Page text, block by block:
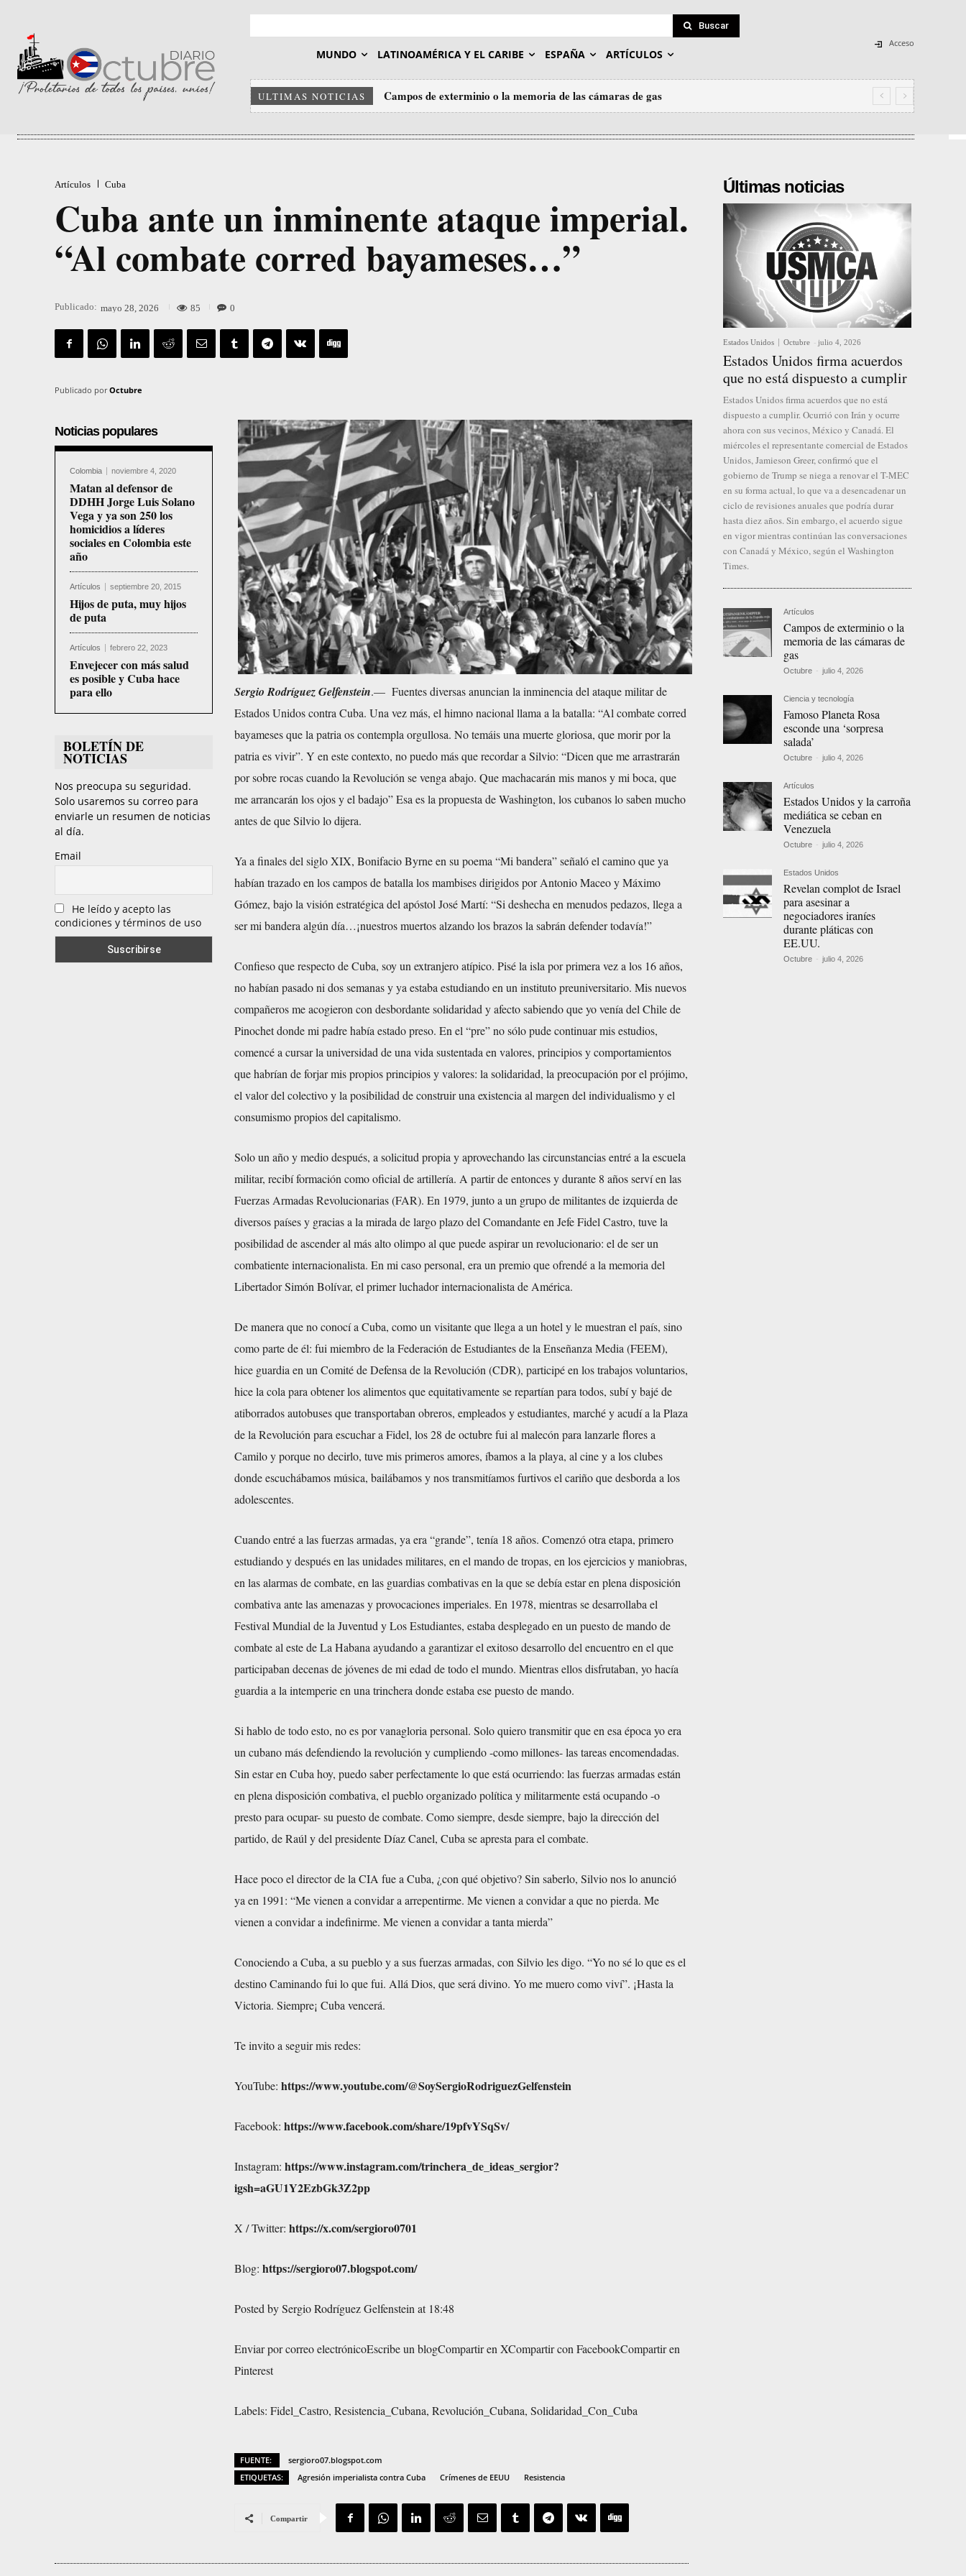
Buscar
MUNDO LATINOAMÉRICA Y EL CARIBE ESPAÑA ARTÍCULOS
Acceso
ULTIMAS NOTICIAS Campos de exterminio o la memoria de las cámaras de gas
Artículos Cuba
Cuba ante un inminente ataque imperial.
“Al combate corred bayameses…”
Publicado: mayo 28, 2026 85 0
Publicado por Octubre
Noticias populares
Colombia noviembre 4, 2020
Matan al defensor de
DDHH Jorge Luis Solano
Vega y ya son 250 los
homicidios a líderes
sociales en Colombia este
año
Artículos septiembre 20, 2015
Hijos de puta, muy hijos
de puta
Artículos febrero 22, 2023
Envejecer con más salud
es posible y Cuba hace
para ello
BOLETÍN DE
NOTICIAS
Nos preocupa su seguridad.
Solo usaremos su correo para
enviarle un resumen de noticias
al día.
Email
He leído y acepto las
condiciones y términos de uso
Sergio Rodríguez Gelfenstein.— Fuentes diversas anuncian la inminencia del ataque militar de
Estados Unidos contra Cuba. Una vez más, el himno nacional llama a la batalla: “Al combate corred
bayameses que la patria os contempla orgullosa. No temáis una muerte gloriosa, que morir por la
patria es vivir”. Y en este contexto, no puedo más que recordar a Silvio: “Dicen que me arrastrarán
por sobre rocas cuando la Revolución se venga abajo. Que machacarán mis manos y mi boca, que
me arrancarán los ojos y el badajo” Esa es la propuesta de Washington, los cubanos lo saben mucho
antes de que Silvio lo dijera.
Ya a finales del siglo XIX, Bonifacio Byrne en su poema “Mi bandera” señaló el camino que ya
habían trazado en los campos de batalla los mambises dirigidos por Antonio Maceo y Máximo
Gómez, bajo la visión estratégica del apóstol José Martí: “Si deshecha en menudos pedazos, llega a
ser mi bandera algún día…¡nuestros muertos alzando los brazos la sabrán defender todavía!”
Confieso que respecto de Cuba, soy un extranjero atípico. Pisé la isla por primera vez a los 16 años,
no habían pasado ni dos semanas y ya estaba estudiando en un instituto preuniversitario. Mis nuevos
compañeros me acogieron con desbordante solidaridad y afecto sabiendo que yo venía del Chile de
Pinochet donde mi padre había estado preso. En el “pre” no sólo pude continuar mis estudios,
comencé a cursar la universidad de una vida sustentada en valores, principios y comportamientos
que habrían de forjar mis propios principios y valores: la solidaridad, la preocupación por el prójimo,
el valor del colectivo y la posibilidad de construir una existencia al margen del individualismo y el
consumismo propios del capitalismo.
Solo un año y medio después, a solicitud propia y aprovechando las circunstancias entré a la escuela
militar, recibí formación como oficial de artillería. A partir de entonces y durante 8 años serví en las
Fuerzas Armadas Revolucionarias (FAR). En 1979, junto a un grupo de militantes de izquierda de
diversos países y gracias a la mirada de largo plazo del Comandante en Jefe Fidel Castro, tuve la
posibilidad de ascender al más alto olimpo al que puede aspirar un revolucionario: el de ser un
combatiente internacionalista. En mi caso personal, era un premio que ofrendé a la memoria del
Libertador Simón Bolívar, el primer luchador internacionalista de América.
De manera que no conocí a Cuba, como un visitante que llega a un hotel y le muestran el país, sino
como parte de él: fui miembro de la Federación de Estudiantes de la Enseñanza Media (FEEM),
hice guardia en un Comité de Defensa de la Revolución (CDR), participé en los trabajos voluntarios,
hice la cola para obtener los alimentos que equitativamente se repartían para todos, subí y bajé de
atiborrados autobuses que transportaban obreros, empleados y estudiantes, marché y acudí a la Plaza
de la Revolución para escuchar a Fidel, los 28 de octubre fui al malecón para lanzarle flores a
Camilo y porque no decirlo, tuve mis primeros amores, íbamos a la playa, al cine y a los clubes
donde escuchábamos música, bailábamos y nos transmitíamos furtivos el cariño que desborda a los
adolescentes.
Cuando entré a las fuerzas armadas, ya era “grande”, tenía 18 años. Comenzó otra etapa, primero
estudiando y después en las unidades militares, en el mando de tropas, en los ejercicios y maniobras,
en las alarmas de combate, en las guardias combativas en la que se debía estar en plena disposición
combativa ante las amenazas y provocaciones imperiales. En 1978, mientras se desarrollaba el
Festival Mundial de la Juventud y Los Estudiantes, estaba desplegado en un puesto de mando de
combate al este de La Habana ayudando a garantizar el exitoso desarrollo del encuentro en el que
participaban decenas de jóvenes de mi edad de todo el mundo. Mientras ellos disfrutaban, yo hacía
guardia a la intemperie en una trinchera donde estaba ese puesto de mando.
Si hablo de todo esto, no es por vanagloria personal. Solo quiero transmitir que en esa época yo era
un cubano más defendiendo la revolución y cumpliendo -como millones- las tareas encomendadas.
Sin estar en Cuba hoy, puedo saber perfectamente lo que está ocurriendo: las fuerzas armadas están
en plena disposición combativa, el pueblo organizado política y militarmente está ocupando -o
presto para ocupar- su puesto de combate. Como siempre, desde siempre, bajo la dirección del
partido, de Raúl y del presidente Díaz Canel, Cuba se apresta para el combate.
Hace poco el director de la CIA fue a Cuba, ¿con qué objetivo? Sin saberlo, Silvio nos lo anunció
ya en 1991: “Me vienen a convidar a arrepentirme. Me vienen a convidar a que no pierda. Me
vienen a convidar a indefinirme. Me vienen a convidar a tanta mierda”
Conociendo a Cuba, a su pueblo y a sus fuerzas armadas, con Silvio les digo. “Yo no sé lo que es el
destino Caminando fui lo que fui. Allá Dios, que será divino. Yo me muero como viví”. ¡Hasta la
Victoria. Siempre¡ Cuba vencerá.
Te invito a seguir mis redes:
YouTube: https://www.youtube.com/@SoySergioRodriguezGelfenstein
Facebook: https://www.facebook.com/share/19pfvYSqSv/
Instagram: https://www.instagram.com/trinchera_de_ideas_sergior?
igsh=aGU1Y2EzbGk3Z2pp
X / Twitter: https://x.com/sergioro0701
Blog: https://sergioro07.blogspot.com/
Posted bySergio Rodríguez Gelfensteinat 18:48
Enviar por correo electrónicoEscribe un blogCompartir en XCompartir con FacebookCompartir en
Pinterest
Labels: Fidel_Castro, Resistencia_Cubana, Revolución_Cubana, Solidaridad_Con_Cuba
FUENTE:
sergioro07.blogspot.com
ETIQUETAS:
Agresión imperialista contra Cuba Crímenes de EEUU Resistencia
Compartir
Últimas noticias
Estados Unidos Octubre - julio 4, 2026
Estados Unidos firma acuerdos
que no está dispuesto a cumplir
Estados Unidos firma acuerdos que no está
dispuesto a cumplir. Ocurrió con Irán y ocurre
ahora con sus vecinos, México y Canadá. El
miércoles el representante comercial de Estados
Unidos, Jamieson Greer, confirmó que el
gobierno de Trump se niega a renovar el T-MEC
en su forma actual, lo que va a desencadenar un
ciclo de revisiones anuales que podría durar
hasta diez años. Sin embargo, el acuerdo sigue
en vigor mientras continúan las conversaciones
con Canadá y México, según el Washington
Times.
Artículos
Campos de exterminio o la
memoria de las cámaras de
gas
Octubre - julio 4, 2026
Ciencia y tecnología
Famoso Planeta Rosa
esconde una ‘sorpresa
salada’
Octubre - julio 4, 2026
Artículos
Estados Unidos y la carroña
mediática se ceban en
Venezuela
Octubre - julio 4, 2026
Estados Unidos
Revelan complot de Israel
para asesinar a
negociadores iraníes
durante pláticas con
EE.UU.
Octubre - julio 4, 2026